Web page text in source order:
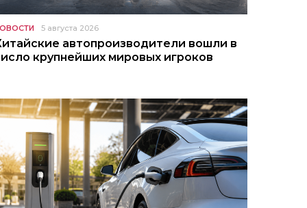
5 августа 2026
автопроизводители вошли в
крупнейших мировых игроков